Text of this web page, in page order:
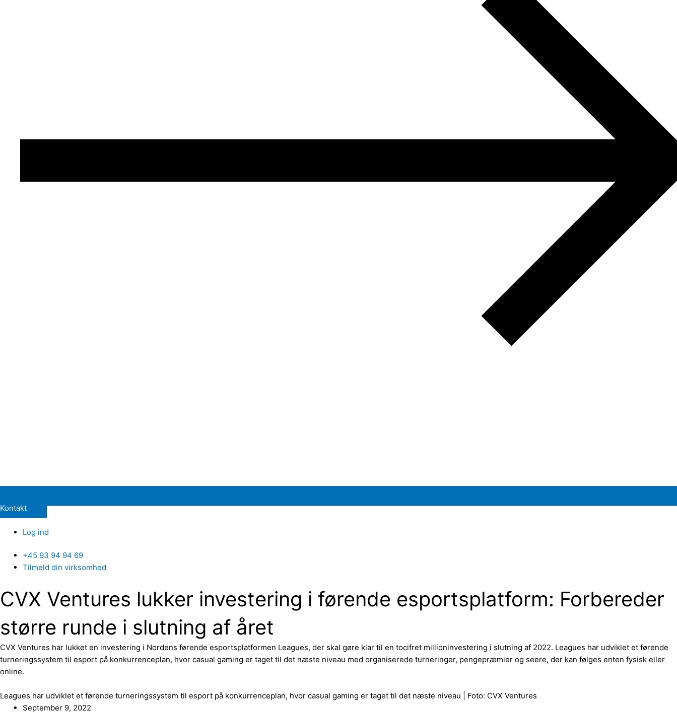
Kontakt
Log ind
+45 93 94 94 69
Tilmeld din virksomhed
CVX Ventures lukker investering i førende esportsplatform: Forbereder
større runde i slutning af året
CVX Ventures har lukket en investering i Nordens førende esportsplatformen Leagues, der skal gøre klar til en tocifret millioninvestering i slutning af 2022. Leagues har udviklet et førende
turneringssystem til esport på konkurrenceplan, hvor casual gaming er taget til det næste niveau med organiserede turneringer, pengepræmier og seere, der kan følges enten fysisk eller
online.
Leagues har udviklet et førende turneringssystem til esport på konkurrenceplan, hvor casual gaming er taget til det næste niveau | Foto: CVX Ventures
September 9, 2022